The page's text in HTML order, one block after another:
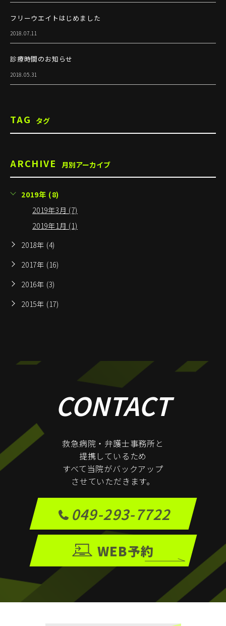
フリーウエイトはじめました
2018.07.11
診療時間のお知らせ
2018.05.31
TAG タグ
ARCHIVE 月別アーカイブ
2019年 (8)
2019年3月 (7)
2019年1月 (1)
2018年 (4)
2017年 (16)
2016年 (3)
2015年 (17)
CONTACT
救急病院・弁護士事務所と
提携しているため
すべて当院がバックアップ
させていただきます。
049-293-7722
WEB予約